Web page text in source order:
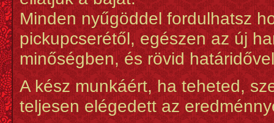
Minden nyűgöddel fordulhatsz
pickupcserétől, egészen az új
minőségben, és rövid
A kész munkáért, ha teheted,
teljesen elégedett az